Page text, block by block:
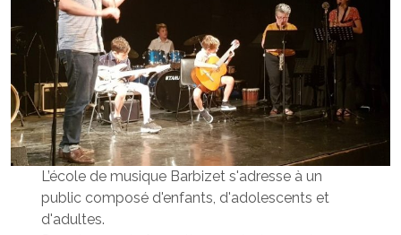
L’école de musique Barbizet s'adresse à un
public composé d'enfants, d'adolescents et
d'adultes.